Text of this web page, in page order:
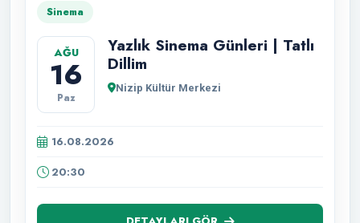
Sinema
AĞU
16
Paz
Yazlık Sinema Günleri | Tatlı
Dillim
Nizip Kültür Merkezi
16.08.2026
20:30